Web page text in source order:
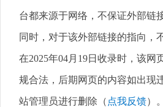
台都来源于网络，不保证外部链
同时，对于该外部链接的指向，
在2025年04月19日收录时，该网
规合法，后期网页的内容如出现
站管理员进行删除（ 点我反馈）。